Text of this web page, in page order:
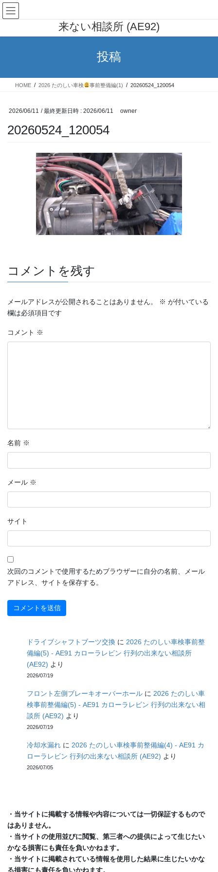
コ
ン
ン
ナ
ビ
ー
来ない相談所 (AE92)
投稿
HOME 2026 たのしい車検 事前整備編(1) 20260524_120054
2026/06/11 / 最終更新日時 : 2026/06/11 owner
20260524_120054
コメントを残す
メールアドレスが公開されることはありません。 ※ が付いている
欄は必須項目です
コメント ※
名前 ※
メール ※
サイト
次回のコメントで使用するためブラウザーに自分の名前、メール
アドレス、サイトを保存する。
ドライブシャフトブーツ交換 に 2026 たのしい車検事前整
備編(5) - AE91 カローラレビン 行列の出来ない相談所
(AE92) より
2026/07/19
フロント左側ブレーキオーバーホール に 2026 たのしい車
検事前整備編(5) - AE91 カローラレビン 行列の出来ない相
談所 (AE92) より
2026/07/19
冷却水漏れ に 2026 たのしい車検事前整備編(4) - AE91 カ
ローラレビン 行列の出来ない相談所 (AE92) より
2026/07/05
・当サイトに掲載する情報や内容については一切保証するもので
はありません。
・当サイトの使用並びに閲覧、第三者への提供によって生じたい
かなる損害にも責任を負いかねます。
・当サイトに掲載されている情報を使用した結果に生じたいかな
る損害にも責任を負いかねます。